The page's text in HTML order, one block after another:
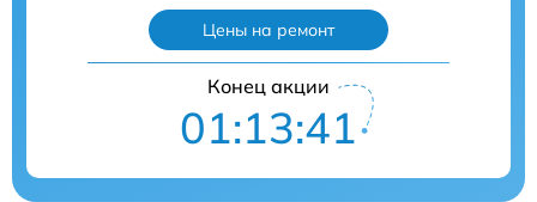
Цены на ремонт
Конец акции
01:13:40